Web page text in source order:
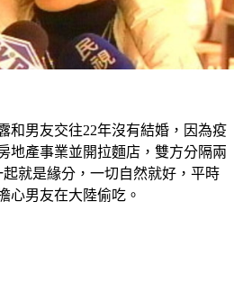
和男友交往22年沒有結婚，因為疫
地產事業並開拉麵店，雙方分隔兩
就是緣分，一切自然就好，平時
心男友在大陸偷吃。